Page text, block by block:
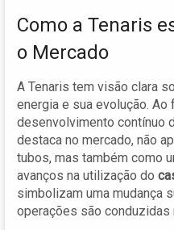
Como a Tenaris
o Mercado
A Tenaris tem visão clara
energia e sua evolução. Ao
desenvolvimento contínuo
destaca no mercado, não
tubos, mas também como
avanços na utilização do
simbolizam uma mudança
operações são conduzidas